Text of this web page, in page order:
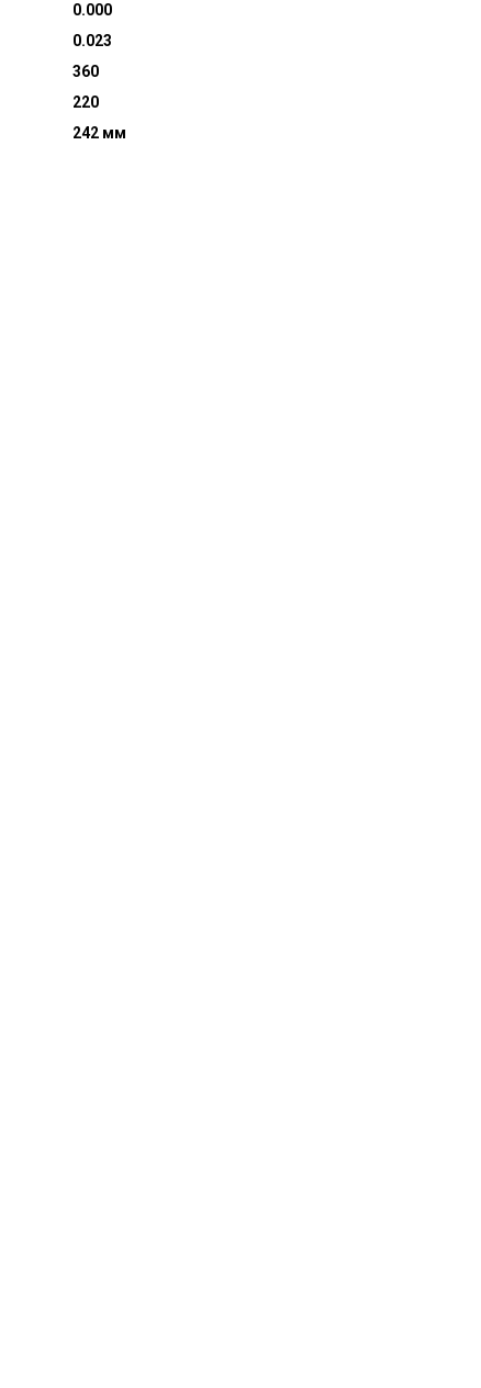
0.000
0.023
360
220
242 мм